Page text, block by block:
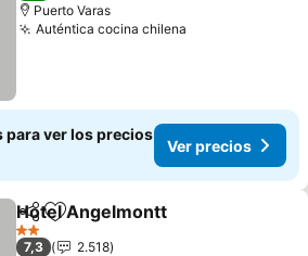
Puerto Varas
Auténtica cocina chilena
para ver los precios
Ver precios
CompartirAñadir a favoritos
Hotel Angelmontt
2 Estrellas
7,3
2.518